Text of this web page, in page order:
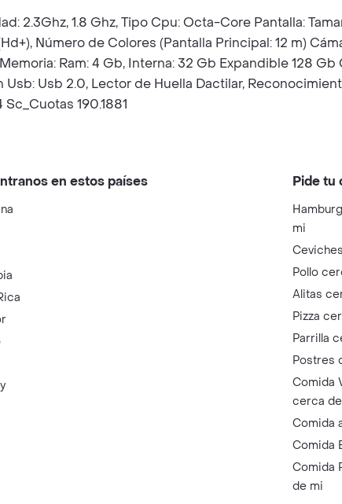
2.3Ghz, 1.8 Ghz, Tipo Cpu: Octa-Core Pantalla:
Número de Colores (Pantalla Principal: 12 m)
Ram: 4 Gb, Interna: 32 Gb Expandible 128
Usb 2.0, Lector de Huella Dactilar,
190.1881
en estos países Pide tu
mi
Pollo
Alitas
Pizza
Parrilla
Postres
Comida
cerca
Comida
Comida
Comida
de mi